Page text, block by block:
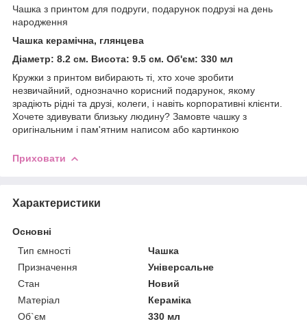
Чашка з принтом для подруги, подарунок подрузі на день
народження
Чашка керамічна, глянцева
Діаметр: 8.2 см. Висота: 9.5 см. Об'єм: 330 мл
Кружки з принтом вибирають ті, хто хоче зробити
незвичайний, однозначно корисний подарунок, якому
зрадіють рідні та друзі, колеги, і навіть корпоративні клієнти.
Хочете здивувати близьку людину? Замовте чашку з
оригінальним і пам'ятним написом або картинкою
Приховати
Характеристики
Основні
Тип ємності
Чашка
Призначення
Універсальне
Стан
Новий
Матеріал
Кераміка
Об`єм
330 мл